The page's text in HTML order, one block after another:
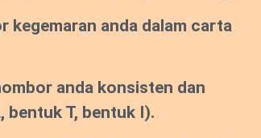
kegemaran anda dalam carta
anda konsisten dan
bentuk T, bentuk I).